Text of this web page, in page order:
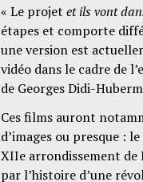
« Le projet et ils vont
étapes et comporte
une version est
vidéo dans le cadre de
de Georges Didi-
Ces films auront
d’images ou presque :
XIIe arrondissement de
par l’histoire d’une